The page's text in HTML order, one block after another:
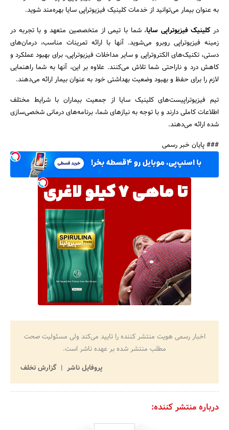
به عنوان بیمار می‌توانید از خدمات کلینیک فیزیوتراپی سایا بهره‌مند شوید.
درکلینیک فیزیوتراپی سایا، شما با تیمی از متخصصین متعهد و با تجربه در
زمینه فیزیوتراپی روبرو می‌شوید. آنها با ارائه تمرینات مناسب، درمان‌های
دستی، تکنیک‌های الکتروتراپی و سایر مداخلات فیزیوتراپی، برای بهبود عملکرد و
کاهش درد و ناراحتی شما تلاش می‌کنند. علاوه بر این، آنها به شما راهنمایی
لازم را برای حفظ و بهبود وضعیت بهداشتی خود به عنوان بیمار ارائه می‌دهند.
تیم فیزیوتراپیست‌های کلینیک سایا از جمعیت بیماران با شرایط مختلف
اطلاعات کاملی دارند و با توجه به نیازهای شما، برنامه‌های درمانی شخصی‌سازی
شده ارائه می‌دهند.
### پایان خبر رسمی
اخبار رسمی هویت منتشر کننده را تایید می‌کند ولی مسئولیت صحت
مطلب منتشر شده بر عهده ناشر است.
پروفایل ناشر
گزارش تخلف
درباره منتشر کننده: